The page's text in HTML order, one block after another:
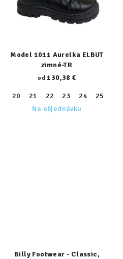
Model 1011 Aurelka ELBUT
zimné-TR
od 130,38 €
20 21 22 23 24 25
Na objednávku
Billy Footwear - Classic,